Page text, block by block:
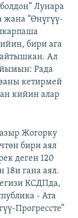
Лунара
“Өнүгүү-
бири ага
Ал
Рада
кетирмей
кийин алар
Жогорку
бири аял
деген 120
18и гана аял.
КСДПда,
- Ата
Прогрессте”